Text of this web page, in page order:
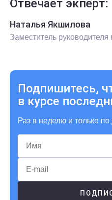
Отвечает экперт:
Наталья Якшилова
Заместитель
Подпишитесь,
в курсе
Раз в неделю и только по